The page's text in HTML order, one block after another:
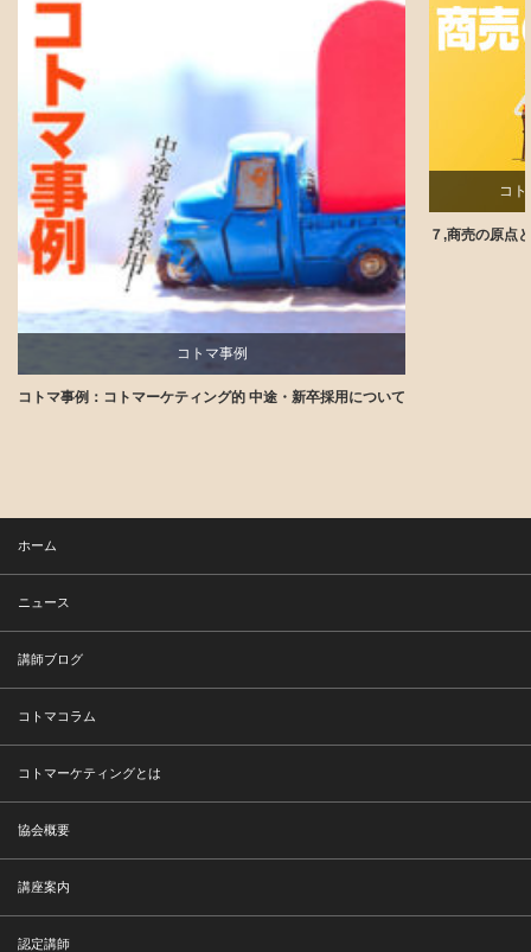
コトマ事例
講師ブログ
コトマ事例：コトマーケティング的 中途・新卒採用について
コ
７,商売の原点
ホーム
ニュース
講師ブログ
コトマコラム
コトマーケティングとは
協会概要
講座案内
認定講師